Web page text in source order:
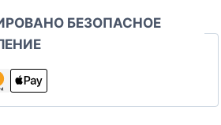
БЕЗОПАСНОЕ